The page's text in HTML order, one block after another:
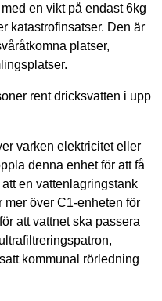
en vikt på endast 6kg
katastrofinsatser. Den är
platser,
rent dricksvatten i upp
varken elektricitet eller
denna enhet för att få
en vattenlagringstank
mer över C1-enheten för
att vattnet ska passera
kommunal rörledning